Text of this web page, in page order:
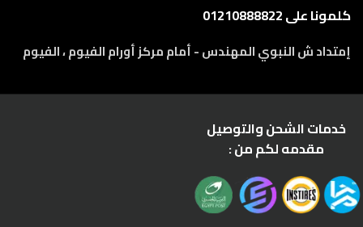
كلمونا على 01210888822
إمتداد ش النبوي المهندس - أمام مركز أورام الفيوم ، الفيوم
خدمات الشحن والتوصيل
مقدمه لكم من :